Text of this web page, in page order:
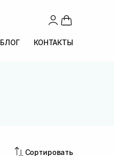
БЛОГ КОНТАКТЫ
Сортировать